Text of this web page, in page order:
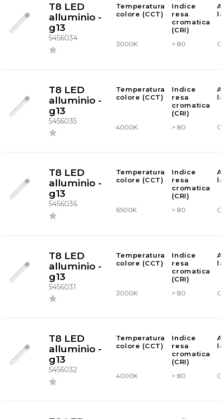
T8 LED
alluminio -
g13
5456034
Temperatura
colore (CCT)
Indice
resa
cromatica
(CRI)
3000K > 80
T8 LED
alluminio -
g13
5456035
Temperatura
colore (CCT)
Indice
resa
cromatica
(CRI)
4000K > 80
T8 LED
alluminio -
g13
5456036
Temperatura
colore (CCT)
Indice
resa
cromatica
(CRI)
6500K > 80
T8 LED
alluminio -
g13
5456031
Temperatura
colore (CCT)
Indice
resa
cromatica
(CRI)
3000K > 80
T8 LED
alluminio -
g13
5456032
Temperatura
colore (CCT)
Indice
resa
cromatica
(CRI)
4000K > 80